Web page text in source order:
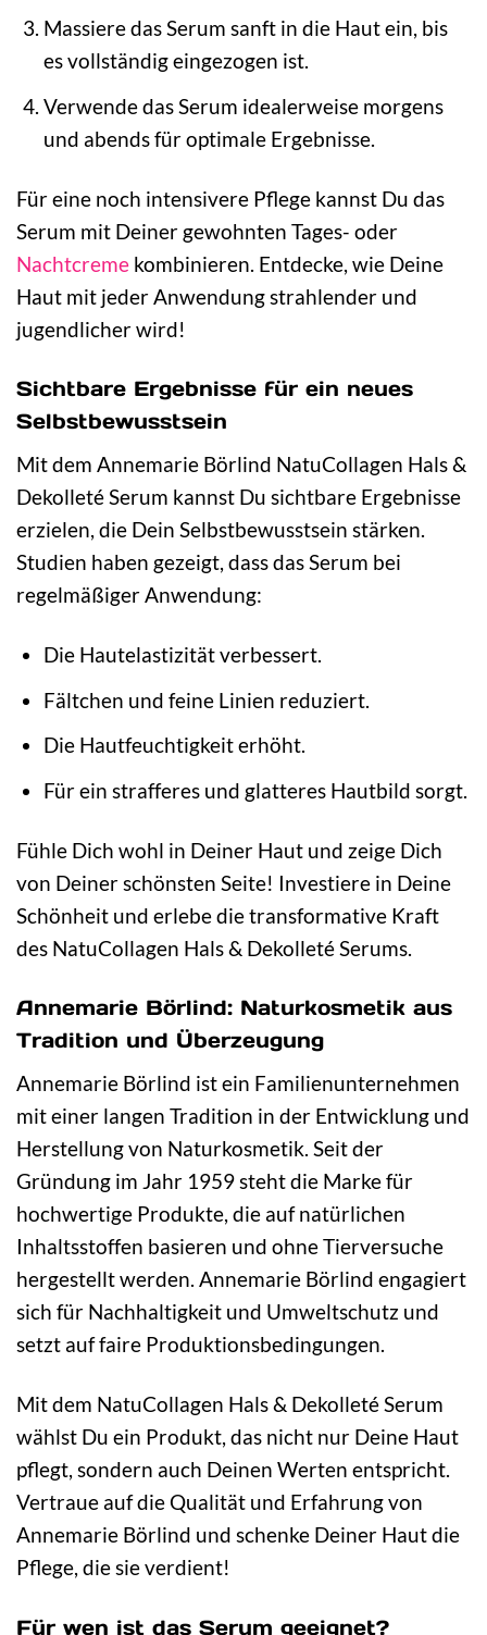
Massiere das Serum sanft in die Haut ein, bis
es vollständig eingezogen ist.
Verwende das Serum idealerweise morgens
und abends für optimale Ergebnisse.
Für eine noch intensivere Pflege kannst Du das
Serum mit Deiner gewohnten Tages- oder
Nachtcreme kombinieren. Entdecke, wie Deine
Haut mit jeder Anwendung strahlender und
jugendlicher wird!
Sichtbare Ergebnisse für ein neues
Selbstbewusstsein
Mit dem Annemarie Börlind NatuCollagen Hals &
Dekolleté Serum kannst Du sichtbare Ergebnisse
erzielen, die Dein Selbstbewusstsein stärken.
Studien haben gezeigt, dass das Serum bei
regelmäßiger Anwendung:
Die Hautelastizität verbessert.
Fältchen und feine Linien reduziert.
Die Hautfeuchtigkeit erhöht.
Für ein strafferes und glatteres Hautbild sorgt.
Fühle Dich wohl in Deiner Haut und zeige Dich
von Deiner schönsten Seite! Investiere in Deine
Schönheit und erlebe die transformative Kraft
des NatuCollagen Hals & Dekolleté Serums.
Annemarie Börlind: Naturkosmetik aus
Tradition und Überzeugung
Annemarie Börlind ist ein Familienunternehmen
mit einer langen Tradition in der Entwicklung und
Herstellung von Naturkosmetik. Seit der
Gründung im Jahr 1959 steht die Marke für
hochwertige Produkte, die auf natürlichen
Inhaltsstoffen basieren und ohne Tierversuche
hergestellt werden. Annemarie Börlind engagiert
sich für Nachhaltigkeit und Umweltschutz und
setzt auf faire Produktionsbedingungen.
Mit dem NatuCollagen Hals & Dekolleté Serum
wählst Du ein Produkt, das nicht nur Deine Haut
pflegt, sondern auch Deinen Werten entspricht.
Vertraue auf die Qualität und Erfahrung von
Annemarie Börlind und schenke Deiner Haut die
Pflege, die sie verdient!
Für wen ist das Serum geeignet?